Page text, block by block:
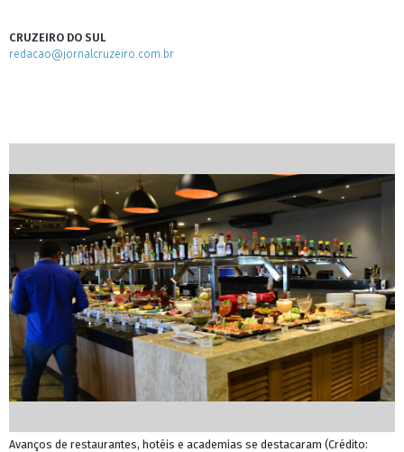
CRUZEIRO DO SUL
redacao@jornalcruzeiro.com.br
Avanços de restaurantes, hotéis e academias se destacaram (Crédito: